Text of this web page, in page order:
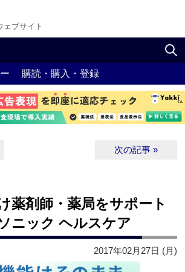
ェブサイト
購読・購入・登録
次の記事 »
薬剤師・薬局をサポート
ニック ヘルスケア
2017年02月27日 (月)